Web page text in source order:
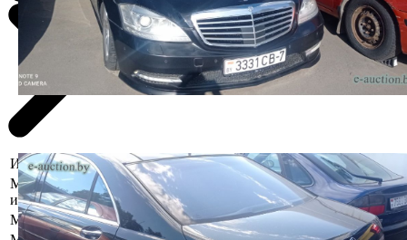
Информация о предмете торгов
Местоположение
имущества
г. Гомель, ул. Троллейбусная,6
Марка
Mercedes-Benz